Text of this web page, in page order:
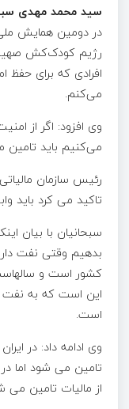
سید محمد مهدی
در دومین همایش
رژیم کودک‌کش
افرادی که برای
می‌کنم.
وی افزود: اگر از
می‌کنیم باید تامین
رئیس سازمان
تاکید می کرد باید
سبحانیان با بیان
بدهیم وقتی نفت
کشور است و
این است که به نفت
است.
تامین می شود اما
از مالیات تامین